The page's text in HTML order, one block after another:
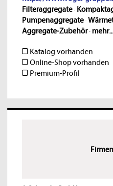
Filteraggregate·
Pumpenaggregate·
Aggregate-Zubehör· mehr...
Katalog vorhanden
Online-Shop vorhanden
Premium-Profil